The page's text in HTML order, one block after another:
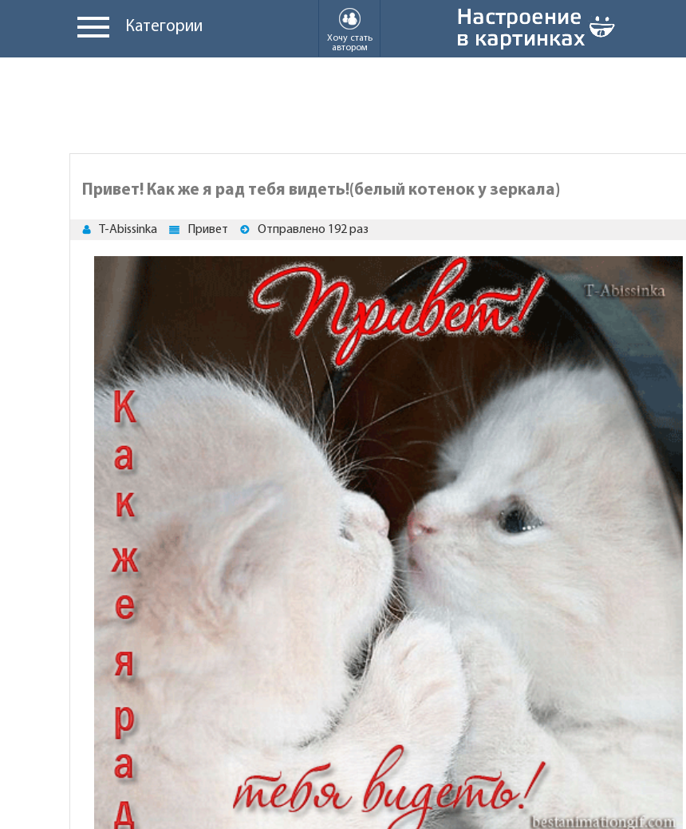
Категории
Хочу стать
автором
Привет! Как же я рад тебя видеть!(белый котенок у зеркала)
T-Abissinka Привет Отправлено 192 раз